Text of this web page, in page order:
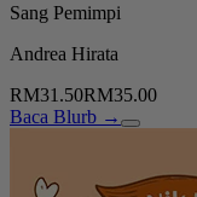
Sang Pemimpi
Andrea Hirata
RM31.50RM35.00
Baca Blurb →